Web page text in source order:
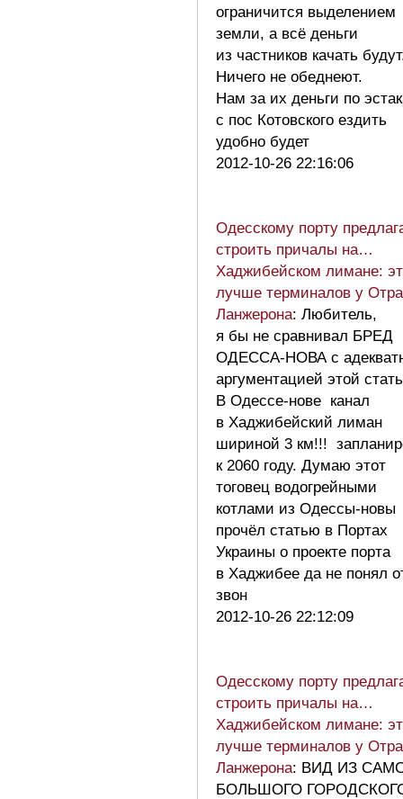
ограничится выделением
земли, а всё деньги
из частников качать
Ничего не обеднеют.
Нам за их деньги по
с пос Котовского ездить
удобно будет
2012-10-26 22:16:06
Одесскому порту
строить причалы на…
Хаджибейском лимане:
лучше терминалов у
Ланжерона: Любитель,
я бы не сравнивал БРЕД
ОДЕССА-НОВА с
аргументацией этой
В Одессе-нове канал
в Хаджибейский лиман
шириной 3 км!!!
к 2060 году. Думаю этот
тоговец водогрейными
котлами из Одессы-новы
прочёл статью в Портах
Украины о проекте порта
в Хаджибее да не понял
звон
2012-10-26 22:12:09
Одесскому порту
строить причалы на…
Хаджибейском лимане:
лучше терминалов у
Ланжерона: ВИД ИЗ
БОЛЬШОГО